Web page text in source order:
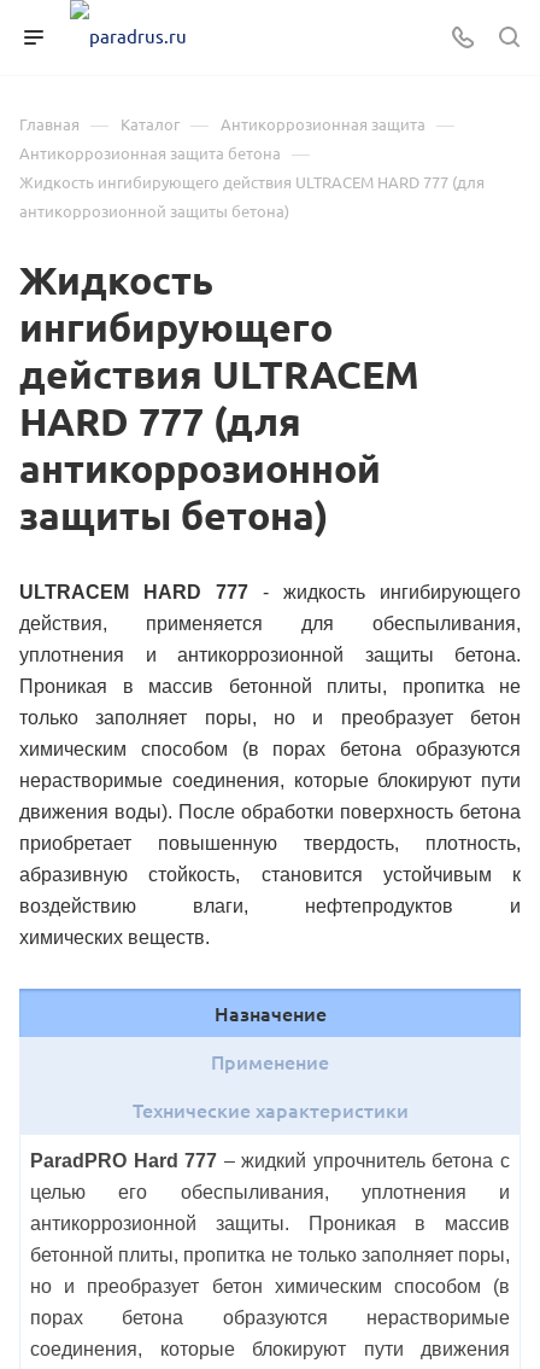
Главная — Каталог — Антикоррозионная защита —
Антикоррозионная защита бетона —
Жидкость ингибирующего действия ULTRACEM HARD 777 (для
антикоррозионной защиты бетона)
Жидкость
ингибирующего
действия ULTRACEM
HARD 777 (для
антикоррозионной
защиты бетона)
ULTRACEM HARD 777 - жидкость ингибирующего
действия, применяется для обеспыливания,
уплотнения и антикоррозионной защиты бетона.
Проникая в массив бетонной плиты, пропитка не
только заполняет поры, но и преобразует бетон
химическим способом (в порах бетона образуются
нерастворимые соединения, которые блокируют пути
движения воды). После обработки поверхность бетона
приобретает повышенную твердость, плотность,
абразивную стойкость, становится устойчивым к
воздействию влаги, нефтепродуктов и
химических веществ.
Назначение
Применение
Технические характеристики
ParadPRO Hard 777 – жидкий упрочнитель бетона с
целью его обеспыливания, уплотнения и
антикоррозионной защиты. Проникая в массив
бетонной плиты, пропитка не только заполняет поры,
но и преобразует бетон химическим способом (в
порах бетона образуются нерастворимые
соединения, которые блокируют пути движения